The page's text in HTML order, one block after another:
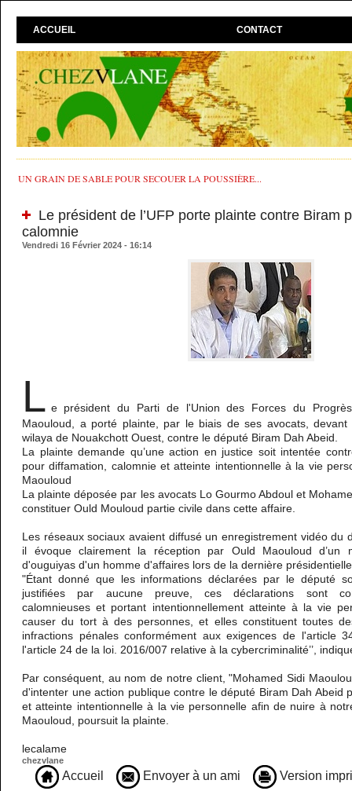
ACCUEIL CONTACT
UN GRAIN DE SABLE POUR SECOUER LA POUSSIÈRE...
Le président de l’UFP porte plainte contre Biram
calomnie
Vendredi 16 Février 2024 - 16:14
L e président du Parti de l'Union des Forces du
Maouloud, a porté plainte, par le biais de ses avocats,
wilaya de Nouakchott Ouest, contre le député Biram Dah Abeid.
La plainte demande qu’une action en justice soit intentée
pour diffamation, calomnie et atteinte intentionnelle à la vie
Maouloud
La plainte déposée par les avocats Lo Gourmo Abdoul et
constituer Ould Mouloud partie civile dans cette affaire.
Les réseaux sociaux avaient diffusé un enregistrement vidéo du
il évoque clairement la réception par Ould Maouloud d’un
d'ouguiyas d'un homme d'affaires lors de la dernière
"Étant donné que les informations déclarées par le député
justifiées par aucune preuve, ces déclarations sont
calomnieuses et portant intentionnellement atteinte à la vie
causer du tort à des personnes, et elles constituent toutes
infractions pénales conformément aux exigences de l'article
l'article 24 de la loi. 2016/007 relative à la cybercriminalité’’,
Par conséquent, au nom de notre client, "Mohamed Sidi
d'intenter une action publique contre le député Biram Dah Abeid
et atteinte intentionnelle à la vie personnelle afin de nuire à
Maouloud, poursuit la plainte.
lecalame
chezvlane
Accueil Envoyer à un ami Version